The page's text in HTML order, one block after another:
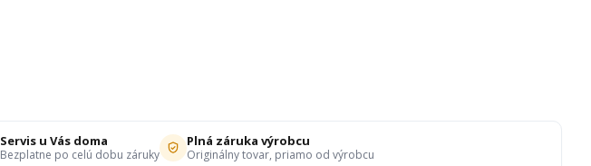
Servis u Vás doma
Bezplatne po celú dobu záruky
Plná záruka výrobcu
Originálny tovar, priamo od výrobcu